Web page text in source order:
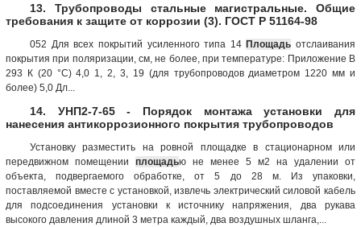
13. Трубопроводы стальные магистральные. Общие
требования к защите от коррозии (3). ГОСТ Р 51164-98
052 Для всех покрытий усиленного типа 14Площадь отслаивания
покрытия при поляризации, см, не более, при температуре: Приложение В
293 К (20 °С) 4,0 1, 2, 3, 19 (для трубопроводов диаметром 1220 мм и
более) 5,0 Дл...
14. УНП2-7-65 - Порядок монтажа установки для
нанесения антикоррозионного покрытия трубопроводов
Установку разместить на ровной площадке в стационарном или
передвижном помещении площадью не менее 5 м2 на удалении от
объекта, подвергаемого обработке, от 5 до 28 м. Из упаковки,
поставляемой вместе с установкой, извлечь электрический силовой кабель
для подсоединения установки к источнику напряжения, два рукава
высокого давления длиной 3 метра каждый, два воздушных шланга,...